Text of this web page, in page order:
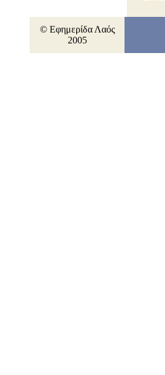
© Εφημερίδα Λαός
2005